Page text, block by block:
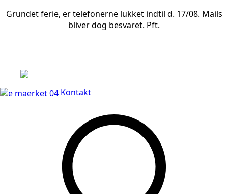
Grundet ferie, er telefonerne lukket indtil d. 17/08. Mails
bliver dog besvaret. Pft.
Kontakt